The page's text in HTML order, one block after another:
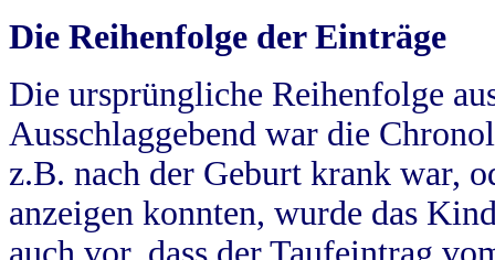
Die Reihenfolge der Einträge
Die ursprüngliche Reihenfolge
Ausschlaggebend war die
z.B. nach der Geburt krank war,
anzeigen konnten, wurde das